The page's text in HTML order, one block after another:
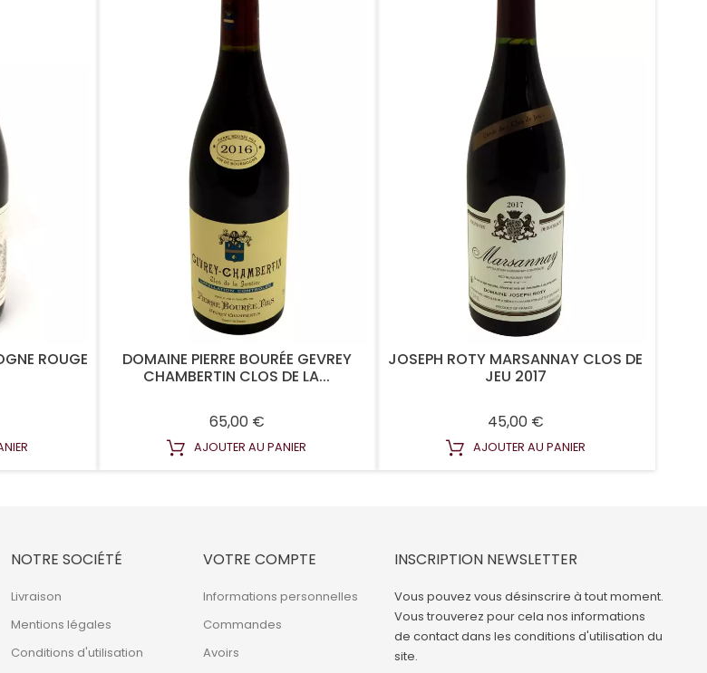
ROUGE
DOMAINE PIERRE BOURÉE GEVREY
CHAMBERTIN CLOS DE LA...
65,00 €Prix
AJOUTER AU PANIER
JOSEPH ROTY MARSANNAY CLOS DE
JEU 2017
45,00 €Prix
AJOUTER AU PANIER
NOTRE SOCIÉTÉ
Livraison
Mentions légales
Conditions d'utilisation
VOTRE COMPTE
Informations personnelles
Commandes
Avoirs
INSCRIPTION NEWSLETTER
Vous pouvez vous désinscrire à tout moment.
Vous trouverez pour cela nos informations
de contact dans les conditions d'utilisation du
site.